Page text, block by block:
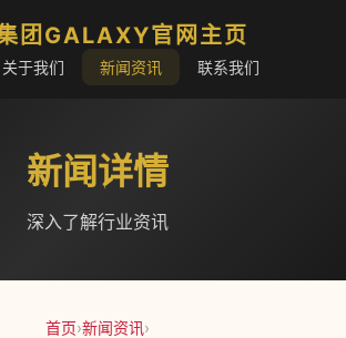
团GALAXY官网主页
关于我们 新闻资讯 联系我们
新闻详情
深入了解行业资讯
首页›新闻资讯›